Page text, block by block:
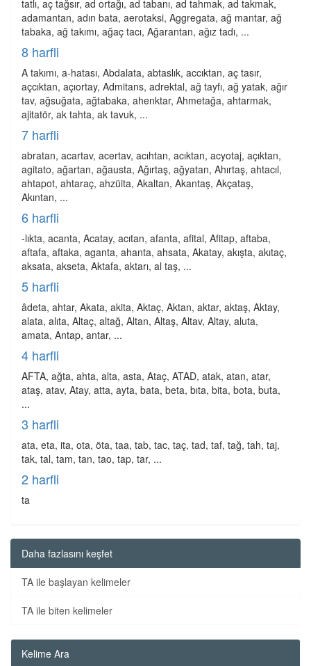
tatlı, aç tağsır, ad ortağı, ad tabanı, ad tahmak, ad takmak,
adamantan, adın bata, aerotaksi, Aggregata, ağ mantar, ağ
tabaka, ağ takımı, ağaç tacı, Ağarantan, ağız tadı, ...
8 harfli
A takımı, a-hatası, Abdalata, abtaslık, accıktan, aç tasır,
açcıktan, açıortay, Admitans, adrektal, ağ tayfı, ağ yatak, ağır
tav, ağsuğata, ağtabaka, ahenktar, Ahmetağa, ahtarmak,
ajitatör, ak tahta, ak tavuk, ...
7 harfli
abratan, acartav, acertav, acıhtan, acıktan, acyotaj, açıktan,
agitato, ağartan, ağausta, Ağırtaş, ağyatan, Ahırtaş, ahtacıl,
ahtapot, ahtaraç, ahzüita, Akaltan, Akantaş, Akçataş,
Akıntan, ...
6 harfli
-lıkta, acanta, Acatay, acıtan, afanta, afital, Afitap, aftaba,
aftafa, aftaka, aganta, ahanta, ahsata, Akatay, akışta, akıtaç,
aksata, akseta, Aktafa, aktarı, al taş, ...
5 harfli
âdeta, ahtar, Akata, akita, Aktaç, Aktan, aktar, aktaş, Aktay,
alata, alıta, Altaç, altağ, Altan, Altaş, Altav, Altay, aluta,
amata, Antap, antar, ...
4 harfli
AFTA, ağta, ahta, alta, asta, Ataç, ATAD, atak, atan, atar,
ataş, atav, Atay, atta, ayta, bata, beta, bıta, bita, bota, buta,
...
3 harfli
ata, eta, ita, ota, öta, taa, tab, tac, taç, tad, taf, tağ, tah, taj,
tak, tal, tam, tan, tao, tap, tar, ...
2 harfli
ta
Daha fazlasını keşfet
TA ile başlayan kelimeler
TA ile biten kelimeler
Kelime Ara